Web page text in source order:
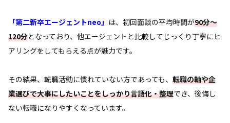
「第二新卒エージェントneo」 は、初回面談の平均時間が90分～
120分となっており、他エージェントと比較してじっくり丁寧にヒ
アリングをしてもらえる点が魅力です。
その結果、転職活動に慣れていない方であっても、 転職の軸や企
業選びで大事にしたいことをしっかり言語化・整理でき、後悔し
ない転職になりやすくなっています。